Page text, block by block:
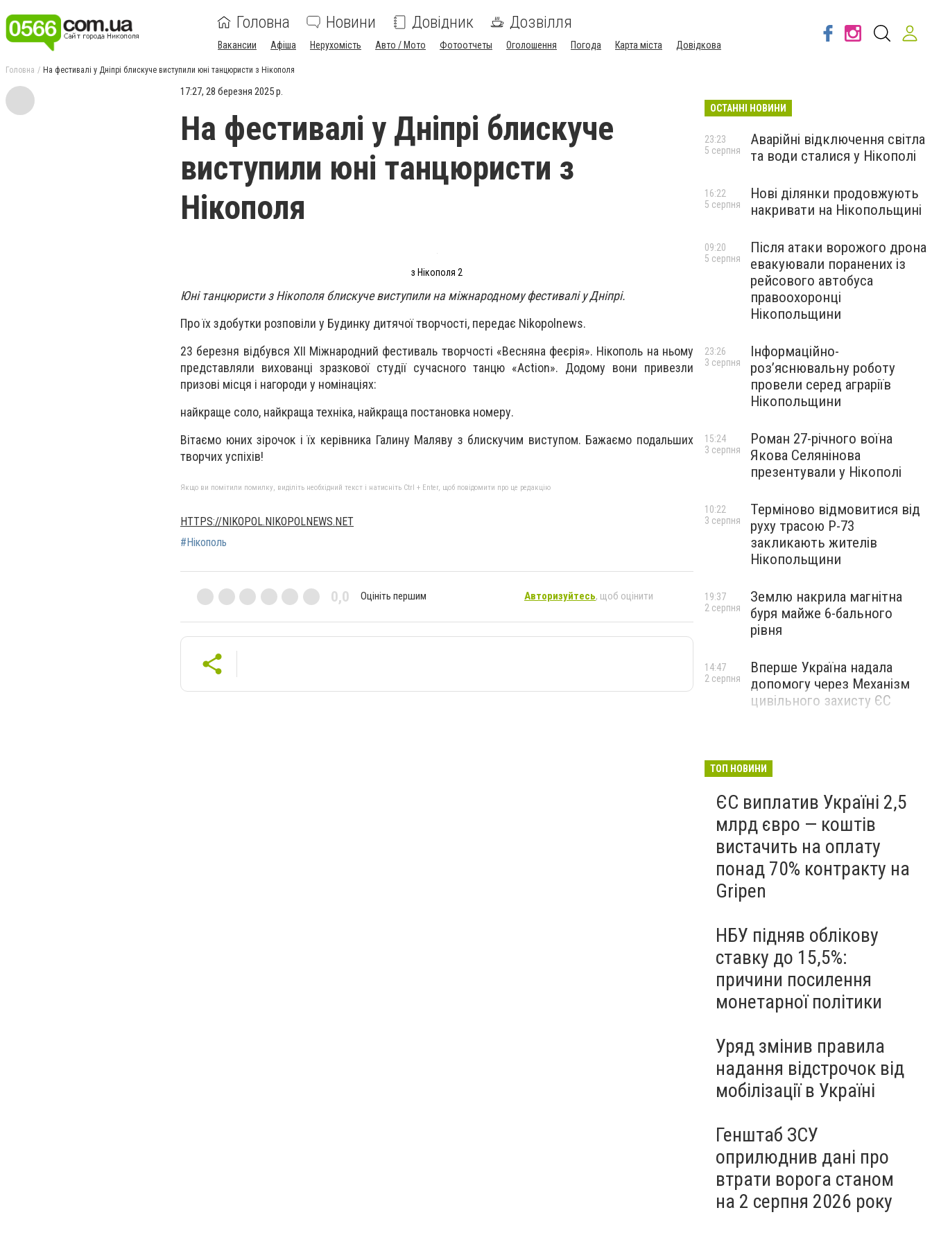
Головна Новини Довідник Дозвілля
Вакансии Афіша Нерухомість Авто / Мото Фотоотчеты Оголошення Погода Карта міста Довідкова
Головна На фестивалі у Дніпрі блискуче виступили юні танцюристи з Нікополя
17:27, 28 березня 2025 р.
На фестивалі у Дніпрі блискуче
виступили юні танцюристи з
Нікополя
з Нікополя 2
Юні танцюристи з Нікополя блискуче виступили на міжнародному фестивалі у Дніпрі.
Про їх здобутки розповіли у Будинку дитячої творчості, передає Nikopolnews.
23 березня відбувся ХІІ Міжнародний фестиваль творчості «Весняна феєрія». Нікополь на ньому
представляли вихованці зразкової студії сучасного танцю «Action». Додому вони привезли
призові місця і нагороди у номінаціях:
найкраще соло, найкраща техніка, найкраща постановка номеру.
Вітаємо юних зірочок і їх керівника Галину Маляву з блискучим виступом. Бажаємо подальших
творчих успіхів!
Якщо ви помітили помилку, виділіть необхідний текст і натисніть Ctrl + Enter, щоб повідомити про це редакцію
HTTPS://NIKOPOL.NIKOPOLNEWS.NET
#Нікополь
0,0 Оцініть першим Авторизуйтесь, щоб оцінити
ОСТАННІ НОВИНИ
Аварійні відключення світла
та води сталися у Нікополі
23:23
5 серпня
Нові ділянки продовжують
накривати на Нікопольщині
16:22
5 серпня
Після атаки ворожого дрона
евакуювали поранених із
рейсового автобуса
правоохоронці
Нікопольщини
09:20
5 серпня
Інформаційно-
роз’яснювальну роботу
провели серед аграріїв
Нікопольщини
23:26
3 серпня
Роман 27-річного воїна
Якова Селянінова
презентували у Нікополі
15:24
3 серпня
Терміново відмовитися від
руху трасою Р-73
закликають жителів
Нікопольщини
10:22
3 серпня
Землю накрила магнітна
буря майже 6-бального
рівня
19:37
2 серпня
Вперше Україна надала
допомогу через Механізм
цивільного захисту ЄС
14:47
2 серпня
ТОП НОВИНИ
ЄС виплатив Україні 2,5
млрд євро — коштів
вистачить на оплату
понад 70% контракту на
Gripen
НБУ підняв облікову
ставку до 15,5%:
причини посилення
монетарної політики
Уряд змінив правила
надання відстрочок від
мобілізації в Україні
Генштаб ЗСУ
оприлюднив дані про
втрати ворога станом
на 2 серпня 2026 року